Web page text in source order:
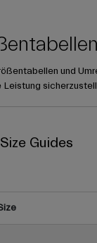
und
Leistung
Guides